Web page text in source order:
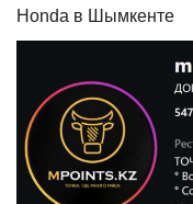
Honda в Шымкенте